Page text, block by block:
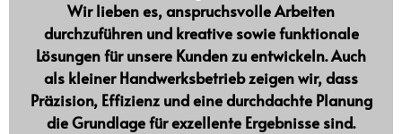
Wir lieben es, anspruchsvolle Arbeiten
durchzuführen und kreative sowie funktionale
Lösungen für unsere Kunden zu entwickeln. Auch
als kleiner Handwerksbetriebzeigen wir, dass
Präzision, Effizienz und eine durchdachte Planung
die Grundlage für exzellente Ergebnisse sind.